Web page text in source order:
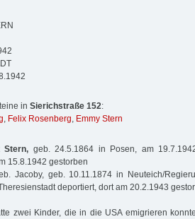
in Sierichstraße 152:
, Felix Rosenberg, Emmy Stern
Stern, geb. 24.5.1864 in Posen, am
15.8.1942 gestorben
Jacoby, geb. 10.11.1874 in Neuteich/
deportiert, dort am 20.2.1943
zwei Kinder, die in die USA emigrieren